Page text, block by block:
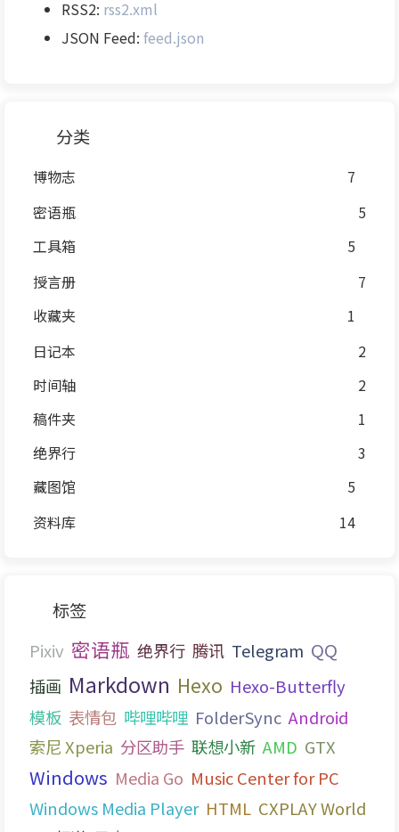
RSS2: rss2.xml
JSON Feed: feed.json
分类
博物志
7
密语瓶
5
工具箱
5
授言册
7
收藏夹
1
日记本
2
时间轴
2
稿件夹
1
绝界行
3
藏图馆
5
资料库
14
标签
Pixiv 密语瓶 绝界行 腾讯 Telegram QQ
插画 Markdown Hexo Hexo-Butterfly
模板 表情包 哔哩哔哩 FolderSync Android
索尼 Xperia 分区助手 联想小新 AMD GTX
Windows Media Go Music Center for PC
Windows Media Player HTML CXPLAY World